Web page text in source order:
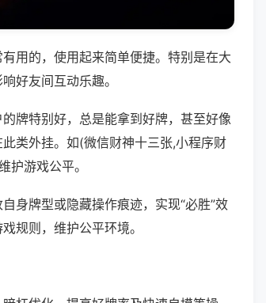
用的，使用起来简单便捷。特别是在大
好友间互动乐趣。
牌特别好，总是能拿到好牌，甚至好像
类外挂。如(微信财神十三张,小程序财
护游戏公平。
身牌型或隐藏操作痕迹，实现“必胜”效
规则，维护公平环境。